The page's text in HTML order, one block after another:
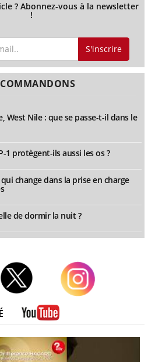
? Abonnez-vous à la newsletter
!
S'inscrire
West Nile : que se passe-t-il dans le
1 protègent-ils aussi les os ?
change dans la prise en charge
de dormir la nuit ?